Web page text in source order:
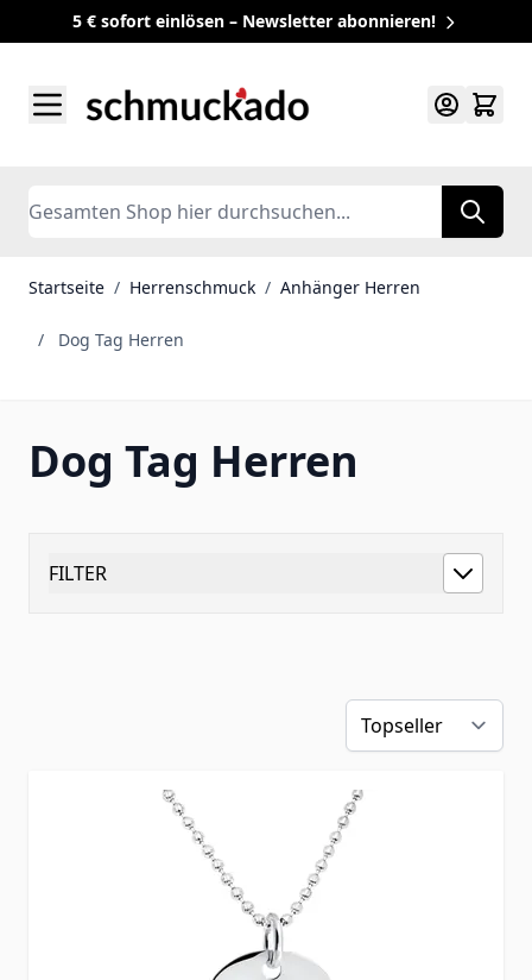
5 € sofort einlösen – Newsletter abonnieren!
Search
Startseite / Herrenschmuck / Anhänger Herren
/ Dog Tag Herren
Dog Tag Herren
FILTER